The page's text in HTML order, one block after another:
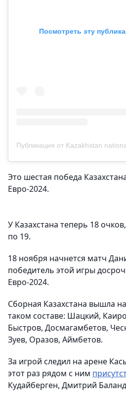
Посмотреть эту
Это шестая победа
Евро-2024.
У Казахстана теперь 18
по 19.
18 ноября начнется матч
победитель этой игры
Евро-2024.
Сборная Казахстана вышла
таком составе: Шацкий,
Быстров, Досмагамбетов,
Зуев, Оразов, Аймбетов.
За игрой следил на арене
этот раз рядом с ним
Кудайберген, Дмитрий